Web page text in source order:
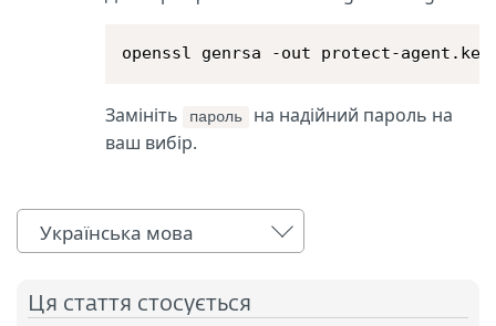
openssl genrsa -out protect-
Замініть пароль
на надійний пароль на
ваш вибір.
Українська мова
Ця стаття стосується